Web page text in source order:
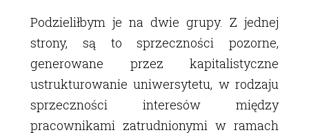
Podzieliłbym je na dwie grupy. Z jednej
strony, są to sprzeczności pozorne,
generowane przez kapitalistyczne
ustrukturowanie uniwersytetu, w rodzaju
sprzeczności interesów między
pracownikami zatrudnionymi w ramach